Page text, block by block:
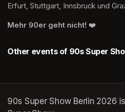
Erfurt, Stuttgart, Innsbruck und
Mehr 90er geht nicht! ❤️
Other events of 90s Super
90s Super Show Berlin 2026